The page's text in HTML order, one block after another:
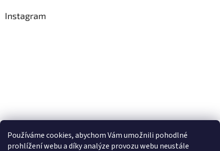
Používáme cookies, abychom Vám umožnili pohodlné
prohlížení webu a díky analýze provozu webu neustále
Instagram
Sledovat na Instagramu